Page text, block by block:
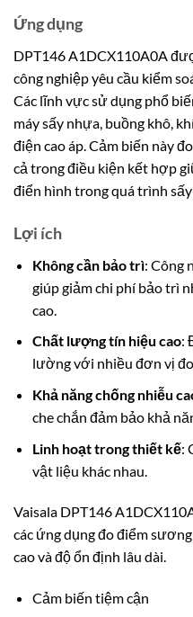
Ứng dụng
DPT146 A1DCX110A0A
công nghiệp yêu cầu kiểm
Các lĩnh vực sử dụng phổ
máy sấy nhựa, buồng khô,
điện cao áp. Cảm biến này
cả trong điều kiện kết hợp
điển hình trong quá trình
Lợi ích
Không cần bảo trì: Công
giúp giảm chi phí bảo trì
cao.
Chất lượng tín hiệu cao:
lường với nhiều đơn vị
Khả năng chống nhiễu
che chắn đảm bảo khả
Linh hoạt trong thiết kế:
vật liệu khác nhau.
Vaisala DPT146
các ứng dụng đo điểm
cao và độ ổn định lâu dài.
Cảm biến tiệm cận